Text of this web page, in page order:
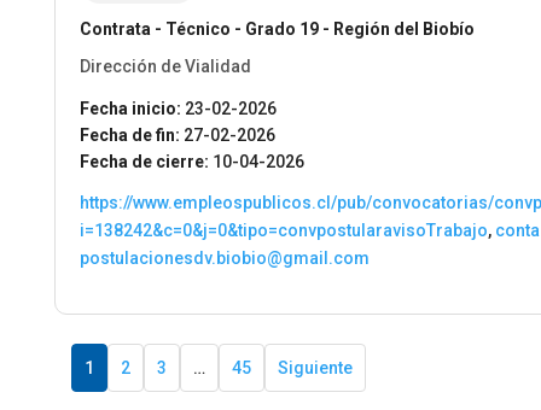
Contrata - Técnico - Grado 19 - Región del Biobío
Dirección de Vialidad
Fecha inicio: 23-02-2026
Fecha de fin: 27-02-2026
Fecha de cierre: 10-04-2026
https://www.empleospublicos.cl/pub/convocatorias/
i=138242&c=0&j=0&tipo=convpostularavisoTrabajo,
postulacionesdv.biobio@gmail.com
1 2 3 … 45 Siguiente